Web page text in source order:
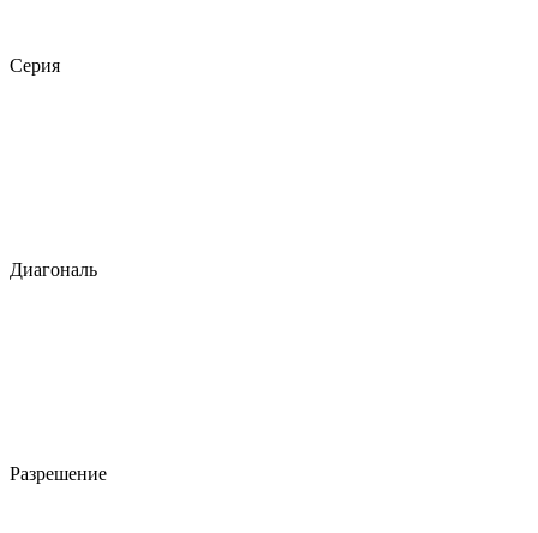
Серия
Диагональ
Разрешение